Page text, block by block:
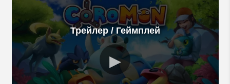
Трейлер / Геймплей